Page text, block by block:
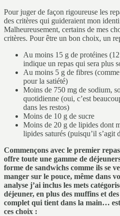
Pour juger de façon rigoureuse les
des critères qui guideraient mon
Malheureusement, certains de mes
critères. Pour être un bon choix, un
Au moins 15 g de protéines
indique un repas qui sera plus
Au moins 5 g de fibres
pour la satiété)
Moins de 750 mg de sodium,
quotidienne (oui, c’est
dans les restos)
Moins de 10 g de sucre
Moins de 20 g de lipides dont
lipides saturés (puisqu’il s’agit
Commençons avec le premier
offre toute une gamme de
forme de sandwichs comme ils se
manger sur le pouce, même dans
analyse j’ai inclus les mets
déjeuner, en plus des muffins et
complet qui tient dans la main…
ces choix :